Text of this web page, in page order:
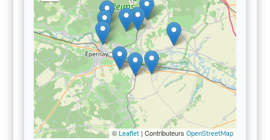
© Leaflet| Contributeurs OpenStreetMap